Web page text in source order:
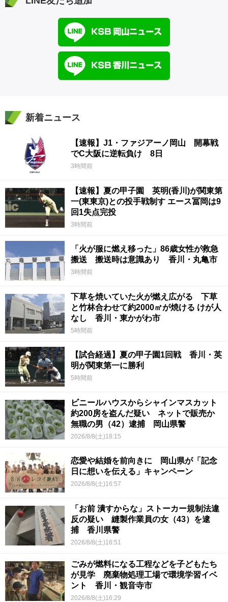
新着ニュース
【速報】J1・ファジアーノ岡山 開幕戦
でC大阪に逆転負け 8日
3時間前
【速報】夏の甲子園 英明(香川)が関東第
一(東東京)との投手戦制す エース冨岡は9
回1失点完投
3時間前
「火が服に燃え移った」86歳女性が救急
搬送 搬送時は意識あり 香川・丸亀市
3時間前
下草を焼いていた火が燃え広がる 下草
と竹林合わせて約2000㎡が焼ける けが人
なし 香川・東かがわ市
5時間前
【試合経過】夏の甲子園1回戦 香川・英
明が関東第一に勝利
5時間前
ビニールハウスからシャインマスカット
約200房を盗んだ疑い ネットで販売か
無職の男（42）逮捕 岡山県警
2026/8/8(土)18:15
恋愛や結婚を前向きに 岡山県が「記念
日に想いを伝える」キャンペーン
2026/8/8(土)16:57
「お前 潰すからな」ストーカー規制法違
反の疑い 縫製作業員の女（43）を逮
捕 香川県警
2026/8/8(土)16:51
ごみが燃料になる工程などを子どもたち
が見学 廃棄物処理工場で環境学習イベ
ント 香川・観音寺市
2026/8/8(土)16:29